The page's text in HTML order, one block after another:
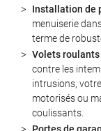
Installation de
menuiserie
terme de
Volets
contre les
intrusions,
motorisés ou
coulissants.